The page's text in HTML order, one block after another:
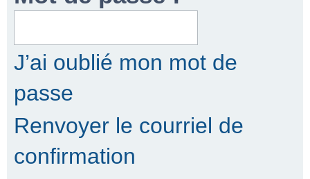
J’ai oublié mon mot de
passe
Renvoyer le courriel de
confirmation